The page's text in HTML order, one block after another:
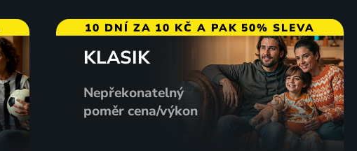
10 DNÍ ZA 10 KČ A PAK 50% SLEVA
KLASIK
Nepřekonatelný
poměr cena/výkon